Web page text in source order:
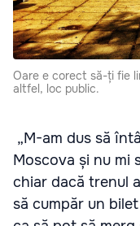
Oare e corect să-ți fie
altfel, loc public.
„M-am dus să
Moscova și nu mi
chiar dacă trenul
să cumpăr un